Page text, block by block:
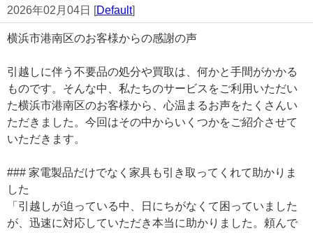
2026年02月04日 [Default]
横浜市港南区のお客様からの感謝の声
引越しに伴う不要品の処分や買取は、何かと手間がかかる
ものです。そんな中、私たちのサービスをご利用いただい
た横浜市港南区のお客様から、心温まるお声をたくさんい
ただきました。今回はその中からいくつかをご紹介させて
いただきます。
### 家電製品だけでなく家具も引き取ってくれて助かりま
した
「引越しが迫っている中、日にちがなくて困っていました
が、迅速に対応していただき本当に助かりました。頼んで